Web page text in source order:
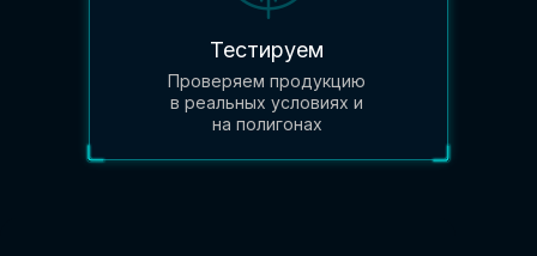
Тестируем
Проверяем продукцию
в реальных условиях и
на полигонах